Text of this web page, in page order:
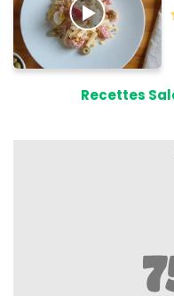
Recettes